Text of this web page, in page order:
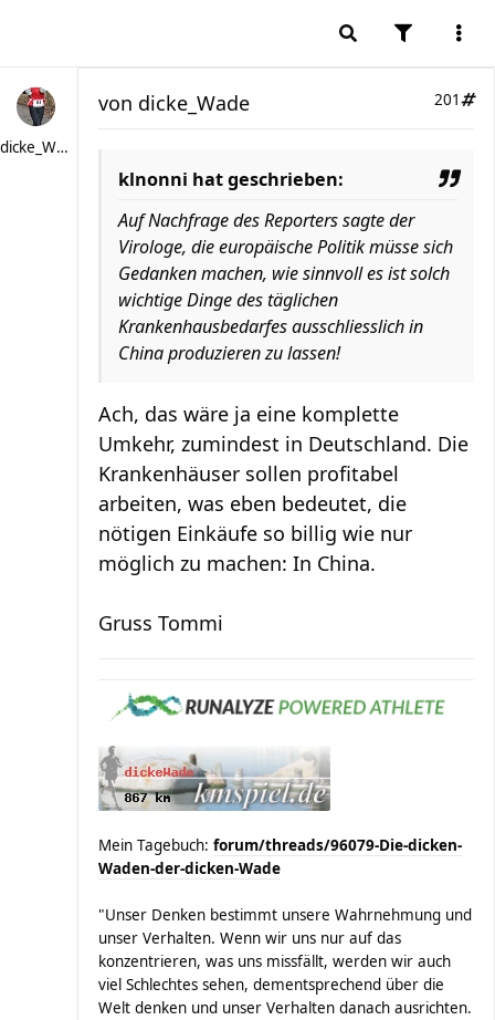
dicke_Wade
201
von dicke_Wade
klnonni hat geschrieben:
Auf Nachfrage des Reporters sagte der
Virologe, die europäische Politik müsse sich
Gedanken machen, wie sinnvoll es ist solch
wichtige Dinge des täglichen
Krankenhausbedarfes ausschliesslich in
China produzieren zu lassen!
Ach, das wäre ja eine komplette
Umkehr, zumindest in Deutschland. Die
Krankenhäuser sollen profitabel
arbeiten, was eben bedeutet, die
nötigen Einkäufe so billig wie nur
möglich zu machen: In China.
Gruss Tommi
Mein Tagebuch: forum/threads/96079-Die-dicken-
Waden-der-dicken-Wade
"Unser Denken bestimmt unsere Wahrnehmung und
unser Verhalten. Wenn wir uns nur auf das
konzentrieren, was uns missfällt, werden wir auch
viel Schlechtes sehen, dementsprechend über die
Welt denken und unser Verhalten danach ausrichten.